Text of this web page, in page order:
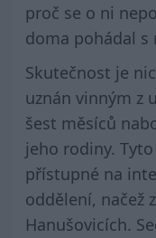
proč se o ni
doma pohádal s
Skutečnost je
uznán vinným z
šest měsíců
jeho rodiny.
přístupné na
oddělení, načež
Hanušovicích.